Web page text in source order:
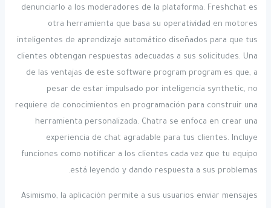
denunciarlo a los moderadores de la plataforma. Freshchat es
otra herramienta que basa su operatividad en motores
inteligentes de aprendizaje automático diseñados para que tus
clientes obtengan respuestas adecuadas a sus solicitudes. Una
de las ventajas de este software program program es que, a
pesar de estar impulsado por inteligencia synthetic, no
requiere de conocimientos en programación para construir una
herramienta personalizada. Chatra se enfoca en crear una
experiencia de chat agradable para tus clientes. Incluye
funciones como notificar a los clientes cada vez que tu equipo
está leyendo y dando respuesta a sus problemas.
Asimismo, la aplicación permite a sus usuarios enviar mensajes